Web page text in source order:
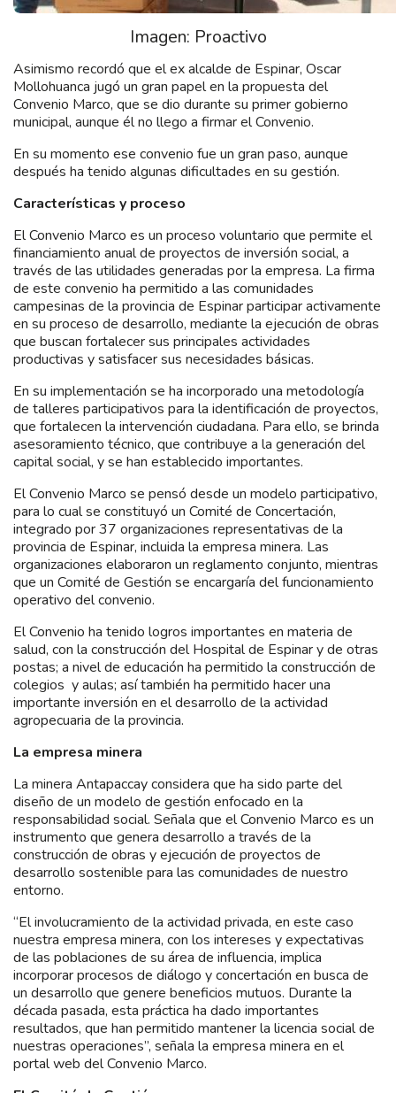
Imagen: Proactivo
Asimismo recordó que el ex alcalde de Espinar, Oscar
Mollohuanca jugó un gran papel en la propuesta del
Convenio Marco, que se dio durante su primer gobierno
municipal, aunque él no llego a firmar el Convenio.
En su momento ese convenio fue un gran paso, aunque
después ha tenido algunas dificultades en su gestión.
Características y proceso
El Convenio Marco es un proceso voluntario que permite el
financiamiento anual de proyectos de inversión social, a
través de las utilidades generadas por la empresa. La firma
de este convenio ha permitido a las comunidades
campesinas de la provincia de Espinar participar activamente
en su proceso de desarrollo, mediante la ejecución de obras
que buscan fortalecer sus principales actividades
productivas y satisfacer sus necesidades básicas.
En su implementación se ha incorporado una metodología
de talleres participativos para la identificación de proyectos,
que fortalecen la intervención ciudadana. Para ello, se brinda
asesoramiento técnico, que contribuye a la generación del
capital social, y se han establecido importantes.
El Convenio Marco se pensó desde un modelo participativo,
para lo cual se constituyó un Comité de Concertación,
integrado por 37 organizaciones representativas de la
provincia de Espinar, incluida la empresa minera. Las
organizaciones elaboraron un reglamento conjunto, mientras
que un Comité de Gestión se encargaría del funcionamiento
operativo del convenio.
El Convenio ha tenido logros importantes en materia de
salud, con la construcción del Hospital de Espinar y de otras
postas; a nivel de educación ha permitido la construcción de
colegios y aulas; así también ha permitido hacer una
importante inversión en el desarrollo de la actividad
agropecuaria de la provincia.
La empresa minera
La minera Antapaccay considera que ha sido parte del
diseño de un modelo de gestión enfocado en la
responsabilidad social. Señala que el Convenio Marco es un
instrumento que genera desarrollo a través de la
construcción de obras y ejecución de proyectos de
desarrollo sostenible para las comunidades de nuestro
entorno.
“El involucramiento de la actividad privada, en este caso
nuestra empresa minera, con los intereses y expectativas
de las poblaciones de su área de influencia, implica
incorporar procesos de diálogo y concertación en busca de
un desarrollo que genere beneficios mutuos. Durante la
década pasada, esta práctica ha dado importantes
resultados, que han permitido mantener la licencia social de
nuestras operaciones”, señala la empresa minera en el
portal web del Convenio Marco.